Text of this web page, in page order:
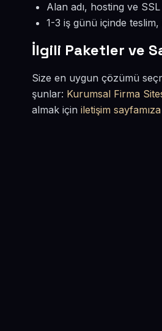
Alan adı, hosting ve
1-3 iş günü içinde
İlgili Paketler ve
Size en uygun çözümü
şunlar: Kurumsal Firma
almak için iletişim sayfamıza